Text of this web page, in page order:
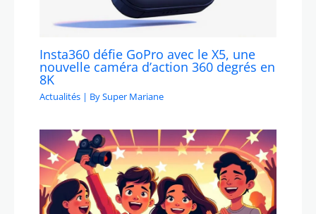
Insta360 défie GoPro avec le X5, une
nouvelle caméra d’action 360 degrés en
8K
Actualités | BySuper Mariane